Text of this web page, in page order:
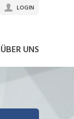
ÜBER UNS
LOGIN